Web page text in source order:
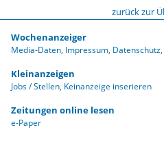
zurück zur
Wochenanzeiger
Media-Daten Impressum Datenschutz
Kleinanzeigen
Jobs / Stellen Keinanzeige inserieren
Zeitungen online lesen
e-Paper